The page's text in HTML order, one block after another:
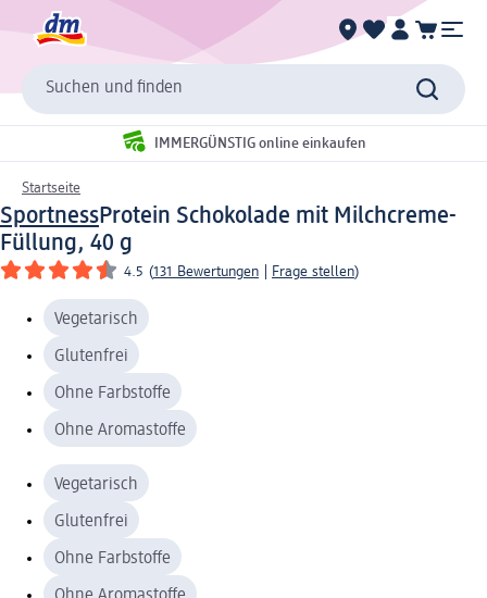
Suchen und finden
IMMERGÜNSTIG online einkaufen
Startseite
SportnessProtein Schokolade mit Milchcreme-
Füllung, 40 g
4.5 (131 Bewertungen Frage stellen)
Vegetarisch
Glutenfrei
Ohne Farbstoffe
Ohne Aromastoffe
Vegetarisch
Glutenfrei
Ohne Farbstoffe